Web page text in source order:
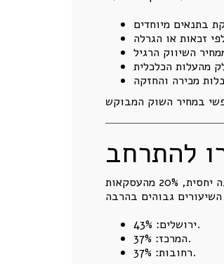
להתרחב
משרד האוצר בדק את שכיחות הטבות המימון בעסקאות הקבלנים.בחמשת האזורים שבהם האוצר מעריך כי רמת הדיווח אמינה יחסית, 20% מהעסקאות
ירושלים: 43%.
המרכז: 37%.
רחובות: 37%.